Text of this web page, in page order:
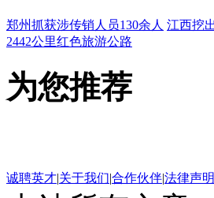
郑州抓获涉传销人员130余人 江西挖
2442公里红色旅游公路
为您推荐
诚聘英才|关于我们|合作伙伴|法律声明